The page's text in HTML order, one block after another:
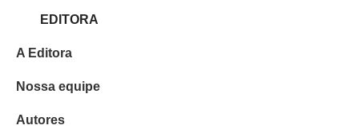
EDITORA
A Editora
Nossa equipe
Autores